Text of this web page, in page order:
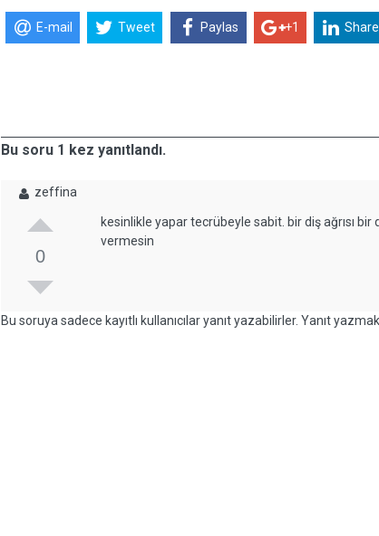
E-mail Tweet Paylas +1 Share
Bu soru 1 kez yanıtlandı.
zeffina
0
kesinlikle yapar tecrübeyle sabit. bir diş ağrısı bir
vermesin
Bu soruya sadece kayıtlı kullanıcılar yanıt yazabilirler. Yanıt